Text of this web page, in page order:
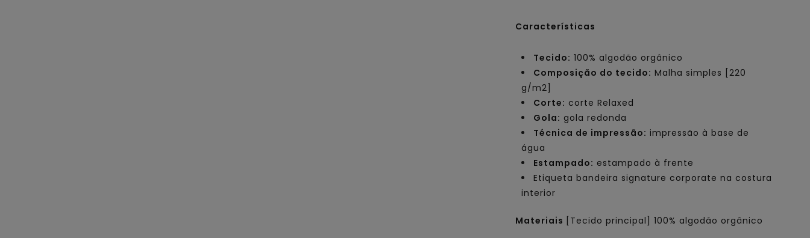
Características
Tecido: 100% algodão orgânico
Composição do tecido: Malha simples [220
g/m2]
Corte: corte Relaxed
Gola: gola redonda
Técnica de impressão: impressão à base de
água
Estampado: estampado à frente
Etiqueta bandeira signature corporate na costura
interior
Materiais [Tecido principal] 100% algodão orgânico